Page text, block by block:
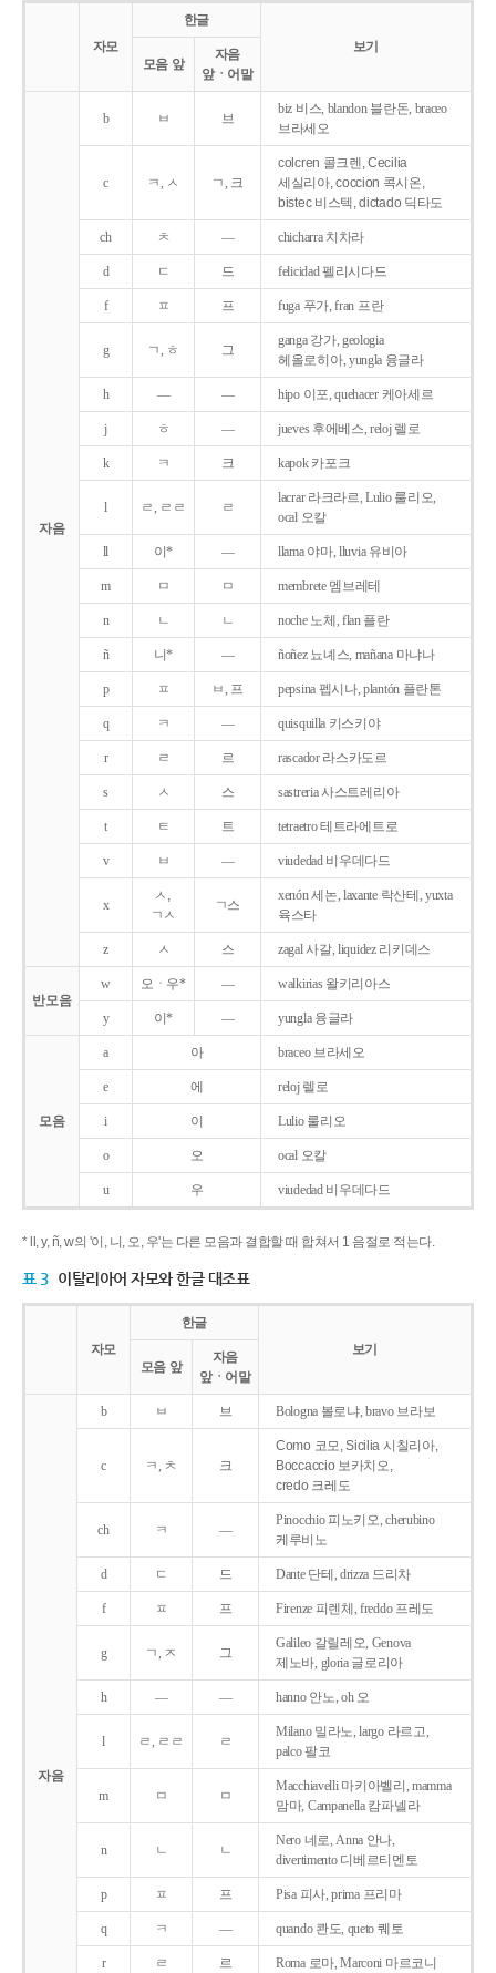
자모
한글
보기
모음 앞
자음
앞ㆍ어말
자음
b ㅂ 브
biz 비스, blandon 블란돈, braceo
브라세오
c ㅋ, ㅅ ㄱ, 크
colcren 콜크렌, Cecilia
세실리아, coccion 콕시온,
bistec 비스텍, dictado 딕타도
ch ㅊ ― chicharra 치차라
d ㄷ 드 felicidad 펠리시다드
f ㅍ 프 fuga 푸가, fran 프란
g ㄱ, ㅎ 그
ganga 강가, geologia
헤올로히아, yungla 융글라
h ― ― hipo 이포, quehacer 케아세르
j ㅎ ― jueves 후에베스, reloj 렐로
k ㅋ 크 kapok 카포크
l ㄹ, ㄹㄹ ㄹ
lacrar 라크라르, Lulio 룰리오,
ocal 오칼
ll 이* ― llama 야마, lluvia 유비아
m ㅁ ㅁ membrete 멤브레테
n ㄴ ㄴ noche 노체, flan 플란
ñ 니* ― ñoñez 뇨녜스, mañana 마냐나
p ㅍ ㅂ, 프 pepsina 펩시나, plantón 플란톤
q ㅋ ― quisquilla 키스키야
r ㄹ 르 rascador 라스카도르
s ㅅ 스 sastreria 사스트레리아
t ㅌ 트 tetraetro 테트라에트로
v ㅂ ― viudedad 비우데다드
x
ㅅ,
ㄱㅅ
ㄱ스
xenón 세논, laxante 락산테, yuxta
육스타
z ㅅ 스 zagal 사갈, liquidez 리키데스
반모음
w 오ㆍ우* ― walkirias 왈키리아스
y 이* ― yungla 융글라
모음
a 아 braceo 브라세오
e 에 reloj 렐로
i 이 Lulio 룰리오
o 오 ocal 오칼
u 우 viudedad 비우데다드
* ll, y, ñ, w의 '이, 니, 오, 우'는 다른 모음과 결합할 때 합쳐서 1 음절로 적는다.
표 3 이탈리아어 자모와 한글 대조표
자모
한글
보기
모음 앞
자음
앞ㆍ어말
자음
b ㅂ 브 Bologna 볼로냐, bravo 브라보
c ㅋ, ㅊ 크
Como 코모, Sicilia 시칠리아,
Boccaccio 보카치오,
credo 크레도
ch ㅋ ―
Pinocchio 피노키오, cherubino
케루비노
d ㄷ 드 Dante 단테, drizza 드리차
f ㅍ 프 Firenze 피렌체, freddo 프레도
g ㄱ, ㅈ 그
Galileo 갈릴레오, Genova
제노바, gloria 글로리아
h ― ― hanno 안노, oh 오
l ㄹ, ㄹㄹ ㄹ
Milano 밀라노, largo 라르고,
palco 팔코
m ㅁ ㅁ
Macchiavelli 마키아벨리, mamma
맘마, Campanella 캄파넬라
n ㄴ ㄴ
Nero 네로, Anna 안나,
divertimento 디베르티멘토
p ㅍ 프 Pisa 피사, prima 프리마
q ㅋ ― quando 콴도, queto 퀘토
r ㄹ 르 Roma 로마, Marconi 마르코니